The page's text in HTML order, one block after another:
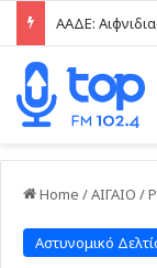
ΑΑΔΕ:
Home /ΑΙΓΑΙΟ /
Αστυνομικό